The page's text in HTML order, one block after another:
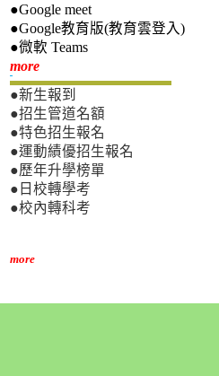
●Google meet
●Google教育版(教育雲登入)
●微軟 Teams
more新生專區
●新生報到
●招生管道名額
●特色招生報名
●運動績優招生報名
●歷年升學榜單
●日校轉學考
●校內轉科考
more